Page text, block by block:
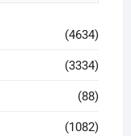
(4634)
(3334)
(88)
(1082)